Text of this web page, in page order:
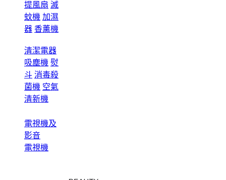
提風扇 滅
蚊機 加濕
器 香薰機
清潔電器
吸塵機 熨
斗 消毒殺
菌機 空氣
清新機
電視機及
影音
電視機